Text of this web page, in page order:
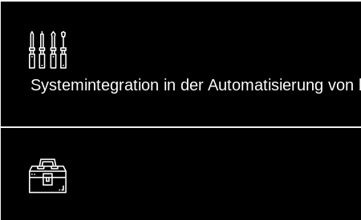
Systemintegration in der Automatisierung